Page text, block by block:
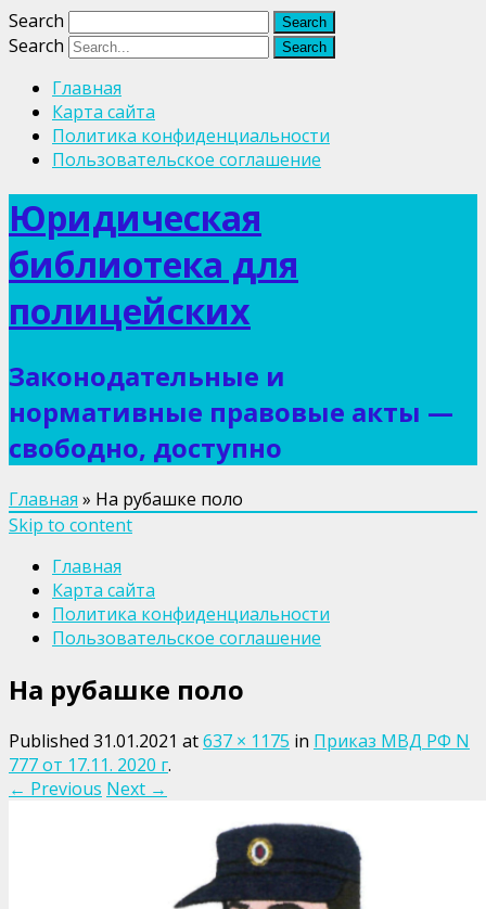
Search
Search
Главная
Карта сайта
Политика конфиденциальности
Пользовательское соглашение
Юридическая
библиотека для
полицейских
Законодательные и
нормативные правовые акты —
свободно, доступно
Главная » На рубашке поло
Skip to content
Главная
Карта сайта
Политика конфиденциальности
Пользовательское соглашение
На рубашке поло
Published 31.01.2021 at637 × 1175 in Приказ МВД РФ N
777 от 17.11. 2020 г.
← Previous Next →